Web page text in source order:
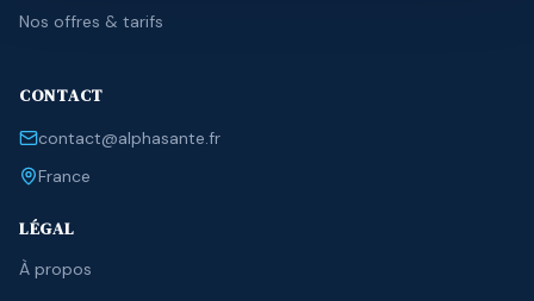
Nos offres & tarifs
CONTACT
contact@alphasante.fr
France
LÉGAL
À propos